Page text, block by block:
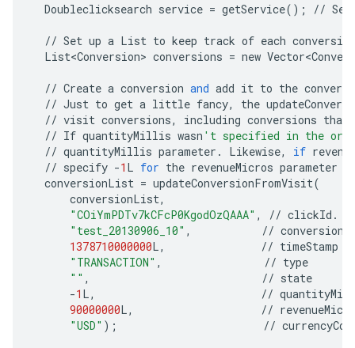
Doubleclicksearch service = getService(); // See
// Set up a List to keep track of each conversion
List<Conversion> conversions = new
// Create a conversion and add it to the
// Just to get a little fancy, the
// visit conversions, including conversions that
// If quantityMillis wasn 't specified in the
// quantityMillis parameter . Likewise, if
// specify -1 L for the revenueMicros parameter
conversionList = updateConversionFromVisit(
conversionList,
"COiYmPDTv7kCFcP0KgodOzQAAA" , // clickId .
"test_20130906_10" , //
1378710000000L, // timeStamp
"TRANSACTION" , // type
"" , // state
-1 L, //
90000000L, //
"USD" ); //